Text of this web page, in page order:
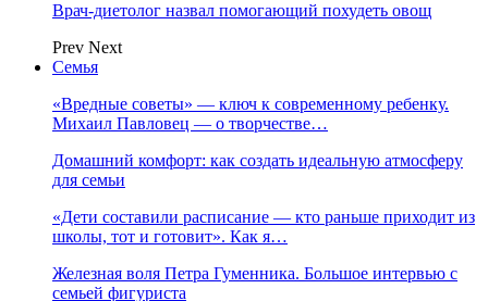
Врач-диетолог назвал помогающий похудеть овощ
Prev Next
Семья
«Вредные советы» — ключ к современному ребенку.
Михаил Павловец — о творчестве…
Домашний комфорт: как создать идеальную атмосферу
для семьи
«Дети составили расписание — кто раньше приходит из
школы, тот и готовит». Как я…
Железная воля Петра Гуменника. Большое интервью с
семьей фигуриста